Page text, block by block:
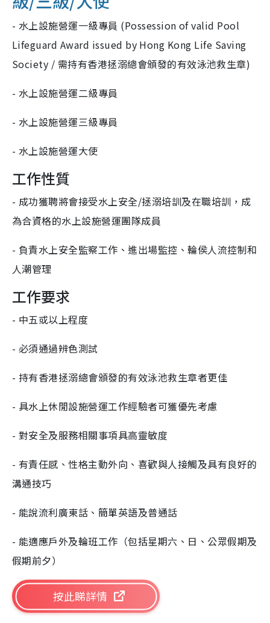
- 水上設施營運一級專員 (Possession of valid Pool
Lifeguard Award issued by Hong Kong Life Saving
Society / 需持有香港拯溺總會頒發的有效泳池救生章)
- 水上設施營運二級專員
- 水上設施營運三級專員
- 水上設施營運大使
工作性質
- 成功獲聘將會接受水上安全/拯溺培訓及在職培訓，成
為合資格的水上設施營運團隊成員
- 負責水上安全監察工作、進出場監控、輪侯人流控制和
人潮管理
工作要求
- 中五或以上程度
- 必須通過辨色測試
- 持有香港拯溺總會頒發的有效泳池救生章者更佳
- 具水上休閒設施營運工作經驗者可獲優先考慮
- 對安全及服務相關事項具高靈敏度
- 有責任感、性格主動外向、喜歡與人接觸及具有良好的
溝通技巧
- 能說流利廣東話、簡單英語及普通話
- 能適應戶外及輪班工作（包括星期六、日、公眾假期及
假期前夕）
按此睇詳情